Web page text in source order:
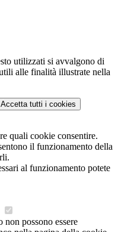
utilizzati si avvalgono di
alle finalità illustrate nella
Accetta tutti i cookies
quali cookie consentire.
il funzionamento della
al funzionamento potete
possono essere